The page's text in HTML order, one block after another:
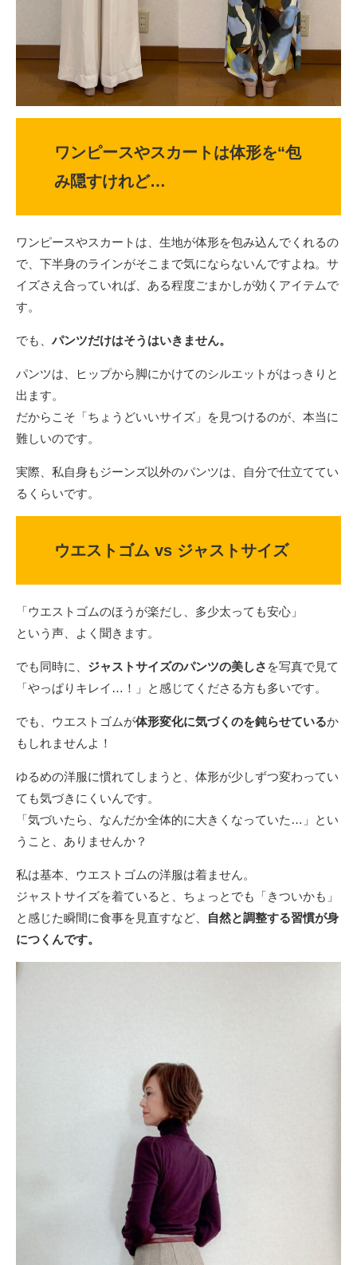
ワンピースやスカートは体形を“包
み隠すけれど…
ワンピースやスカートは、生地が体形を包み込んでくれるの
で、下半身のラインがそこまで気にならないんですよね。サ
イズさえ合っていれば、ある程度ごまかしが効くアイテムで
す。
でも、 パンツだけはそうはいきません。
パンツは、ヒップから脚にかけてのシルエットがはっきりと
出ます。
だからこそ「ちょうどいいサイズ」を見つけるのが、本当に
難しいのです。
実際、私自身もジーンズ以外のパンツは、自分で仕立ててい
るくらいです。
ウエストゴム vs ジャストサイズ
「ウエストゴムのほうが楽だし、多少太っても安心」
という声、よく聞きます。
でも同時に、 ジャストサイズのパンツの美しさ を写真で見て
「やっぱりキレイ…！」と感じてくださる方も多いです。
でも、ウエストゴムが体形変化に気づくのを鈍らせているか
もしれませんよ！
ゆるめの洋服に慣れてしまうと、体形が少しずつ変わってい
ても気づきにくいんです。
「気づいたら、なんだか全体的に大きくなっていた…」とい
うこと、ありませんか？
私は基本、ウエストゴムの洋服は着ません。
ジャストサイズを着ていると、ちょっとでも「きついかも」
と感じた瞬間に食事を見直すなど、
自然と調整する習慣が身
につくんです。